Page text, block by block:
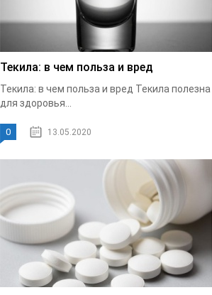
Текила: в чем польза и вред
Текила: в чем польза и вред Текила полезна
для здоровья...
0 13.05.2020